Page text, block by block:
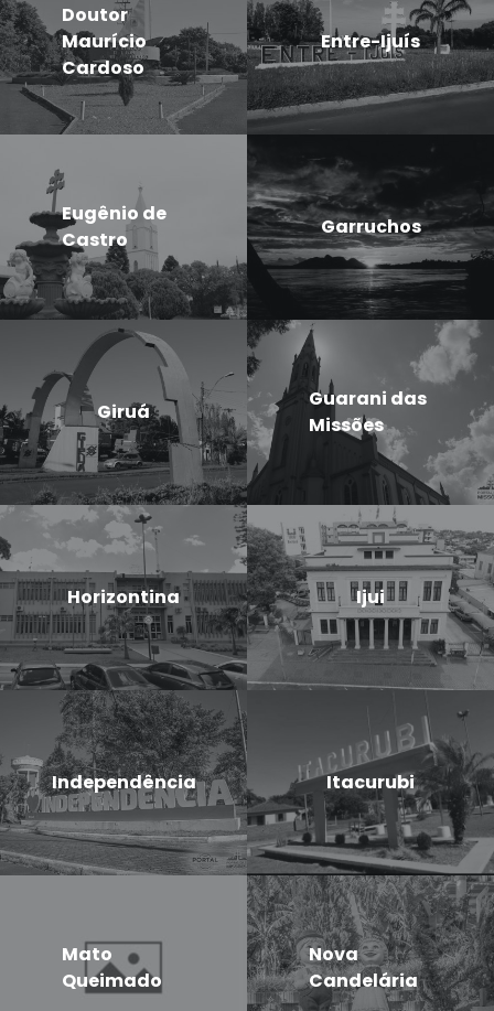
Doutor
Maurício
Cardoso
Entre-Ijuís
Eugênio de
Castro
Garruchos
Giruá
Guarani das
Missões
Horizontina Ijui
Independência Itacurubi
Mato
Queimado
Nova
Candelária